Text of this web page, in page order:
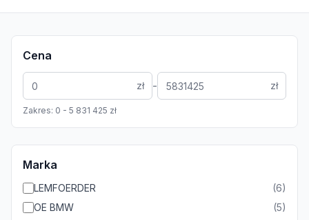
Cena
zł - zł
Zakres: 0 - 5 831 425 zł
Marka
LEMFOERDER (6)
OE BMW
(5)